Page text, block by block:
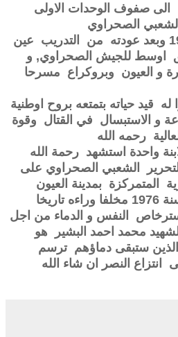
الى صفوف الوحدات الاولى
الصحراوي
في مارس من سنة 1976 وبعد عودته من التدريب عين
اوسط للجيش الصحراوي, و
و العيون وبروكراع مسرحا
قيد حياته بتمتعه بروح اوطنية
و الاستبسال في القتال وقوة
رحمه الله
واحدة استشهد رحمة الله
الشعبي الصحراوي على
المتمركزة بمدينة العيون
المحتلة بتاريخ 20 ماي سنة 1976 مخلفا وراءه تاريخا
النفس و الدماء من اجل
محمد احمد البشير هو
ستبقى دماؤهم ترسم
النصر ان شاء الله